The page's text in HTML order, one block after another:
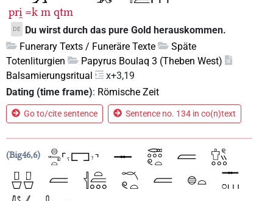
pri̯ =k m qtm
DE
Du wirst durch das pure Gold herauskommen.
Funerary Texts / Funeräre Texte
Späte
Totenliturgien
Papyrus Boulaq 3 (Theben West)
Balsamierungsritual
x+3,19
Dating (time frame): Römische Zeit
Go to/cite sentence Sentence no. 134 in co(n)text
Big46,6